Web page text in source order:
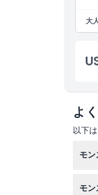
注意
キャ
大
よ
以下
モ
モ